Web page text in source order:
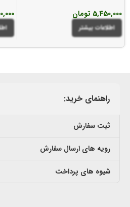
5,450,000 تومان
اطلاعات بیشتر
راهنمای خرید:
ثبت سفارش
رویه های ارسال سفارش
شیوه های پرداخت